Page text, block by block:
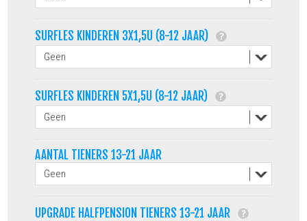
SURFLES KINDEREN 3X1,5U (8-12 JAAR)
SURFLES KINDEREN 5X1,5U (8-12 JAAR)
AANTAL TIENERS 13-21 JAAR
UPGRADE HALFPENSION TIENERS 13-21 JAAR